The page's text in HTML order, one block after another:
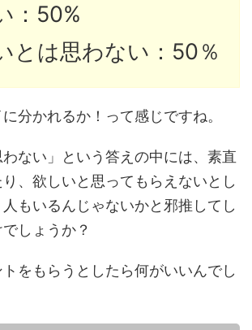
：50%
とは思わない：50％
分かれるか！って感じですね。
わない」という答えの中には、素直
、欲しいと思ってもらえないとし
もいるんじゃないかと邪推してし
しょうか？
をもらうとしたら何がいいんでし